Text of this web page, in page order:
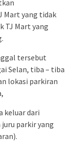
Mart yang tidak
TJ Mart yang
tersebut
Selan, tiba – tiba
lokasi parkiran
keluar dari
parkir yang